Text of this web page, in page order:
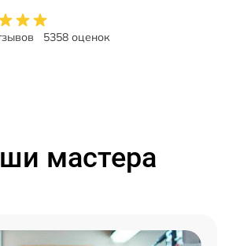
5358 оценок
мастера